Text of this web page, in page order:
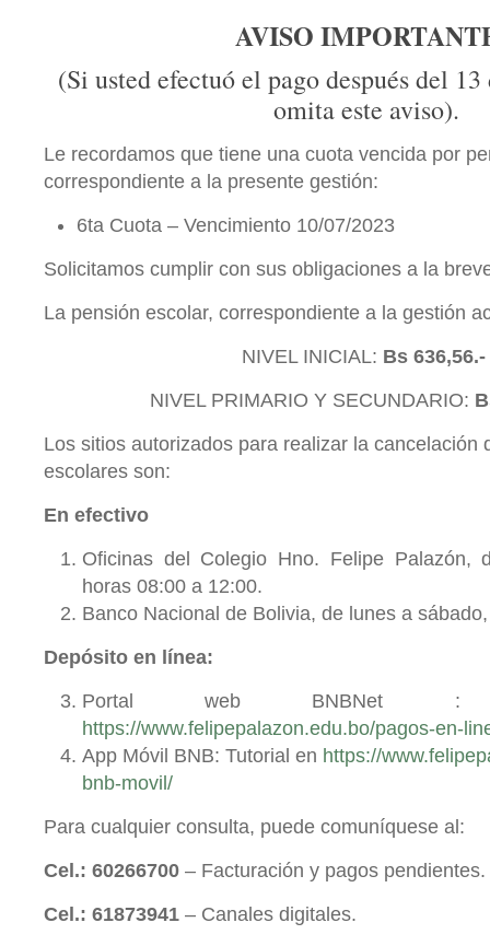
AVISO
(Si usted efectuó el pago después del
omita este aviso).
Le recordamos que tiene una cuota vencida por
correspondiente a la presente gestión:
6ta Cuota – Vencimiento 10/07/2023
Solicitamos cumplir con sus obligaciones a la
La pensión escolar, correspondiente a la gestión
NIVEL INICIAL: Bs 636,56.-
NIVEL PRIMARIO Y SECUNDARIO:
Los sitios autorizados para realizar la cancelación
escolares son:
En efectivo
Oficinas del Colegio Hno. Felipe Palazón,
horas 08:00 a 12:00.
Banco Nacional de Bolivia, de lunes a
Depósito en línea:
Portal web BNBNet :
https://www.felipepalazon.edu.bo/pagos-en-
App Móvil BNB: Tutorial en https://
bnb-movil/
Para cualquier consulta, puede comuníquese al:
Cel.: 60266700 – Facturación y pagos pendientes.
Cel.: 61873941 – Canales digitales.